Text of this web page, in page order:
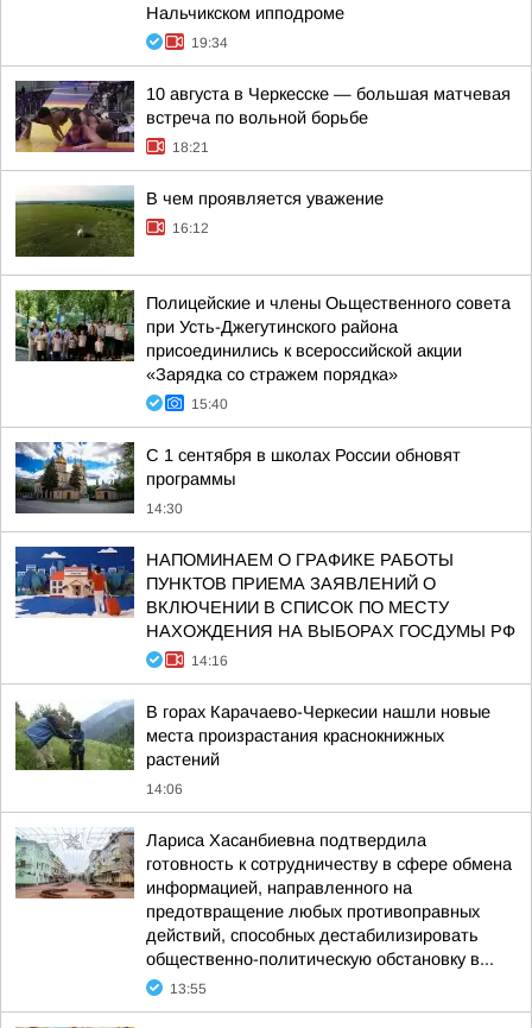
Нальчикском ипподроме
19:34
10 августа в Черкесске — большая матчевая
встреча по вольной борьбе
18:21
В чем проявляется уважение
16:12
Полицейские и члены Оьщественного совета
при Усть-Джегутинского района
присоединились к всероссийской акции
«Зарядка со стражем порядка»
15:40
С 1 сентября в школах России обновят
программы
14:30
НАПОМИНАЕМ О ГРАФИКЕ РАБОТЫ
ПУНКТОВ ПРИЕМА ЗАЯВЛЕНИЙ О
ВКЛЮЧЕНИИ В СПИСОК ПО МЕСТУ
НАХОЖДЕНИЯ НА ВЫБОРАХ ГОСДУМЫ РФ
14:16
В горах Карачаево-Черкесии нашли новые
места произрастания краснокнижных
растений
14:06
Лариса Хасанбиевна подтвердила
готовность к сотрудничеству в сфере обмена
информацией, направленного на
предотвращение любых противоправных
действий, способных дестабилизировать
общественно-политическую обстановку в...
13:55